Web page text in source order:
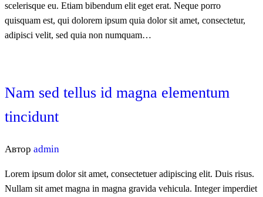
scelerisque eu. Etiam bibendum elit eget erat. Neque porro
quisquam est, qui dolorem ipsum quia dolor sit amet, consectetur,
adipisci velit, sed quia non numquam…
Nam sed tellus id magna elementum
tincidunt
Автор admin
Lorem ipsum dolor sit amet, consectetuer adipiscing elit. Duis risus.
Nullam sit amet magna in magna gravida vehicula. Integer imperdiet